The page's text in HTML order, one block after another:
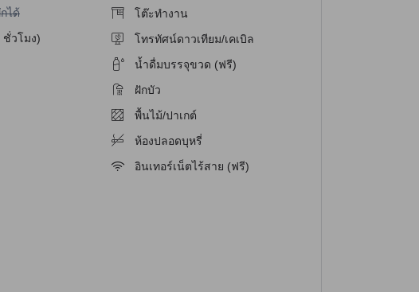
สดชื่นได้ในทุกๆ วันของการเข้าพักของคุณที่
มมีบริการบริการซักผ้า บริการห้องพัก และสัญญาณ Wi-Fi ใน
ำความสะอาดห้องประจำวัน
กสบายและประหยัดเวลามากที่สุด โรงแรมมีที่จอดรถสำหรับ
งแรมเพื่อความสะดวกสบายในการเดินทางไปยังสถานที่ต่าง ๆ
งได้อย่างสะดวกสบาย และที่สำคัญคือ
งเข้าพักได้
ได้
วโมง)
โต๊ะทำงาน
โทรทัศน์ดาวเทียม/เคเบิล
น้ำดื่มบรรจุขวด (ฟรี)
ฝักบัว
พื้นไม้/ปาเกต์
ห้องปลอดบุหรี่
อินเทอร์เน็ตไร้สาย (ฟรี)